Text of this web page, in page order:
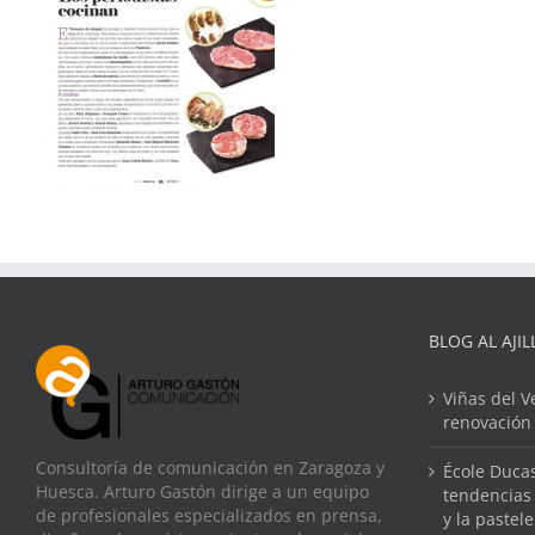
Consultoría de comunicación en Zaragoza y
Huesca. Arturo Gastón dirige a un equipo
de profesionales especializados en prensa,
BLOG AL
Viñas del
École
y la